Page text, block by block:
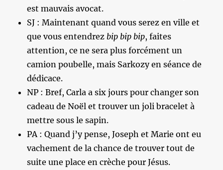
est mauvais avocat.
SJ : Maintenant quand vous serez en ville et
que vous entendrezbip bip bip, faites
attention, ce ne sera plus forcément un
camion poubelle, mais Sarkozy en séance de
dédicace.
NP : Bref, Carla a six jours pour changer son
cadeau de Noël et trouver un joli bracelet à
mettre sous le sapin.
PA : Quand j’y pense, Joseph et Marie ont eu
vachement de la chance de trouver tout de
suite une place en crèche pour Jésus.